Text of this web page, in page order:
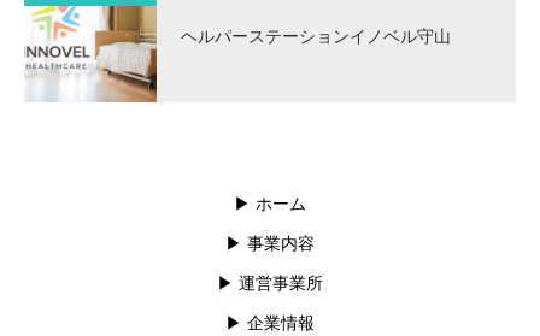
ヘルパーステーションイノベル守山
▶︎ ホーム
▶︎ 事業内容
▶︎ 運営事業所
▶︎ 企業情報